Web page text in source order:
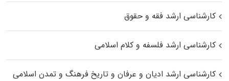
کارشناسی ارشد فقه و حقوق
کارشناسی ارشد فلسفه و کلام اسلامی
کارشناسی ارشد ادیان و عرفان و تاریخ فرهنگ و تمدن اسلامی